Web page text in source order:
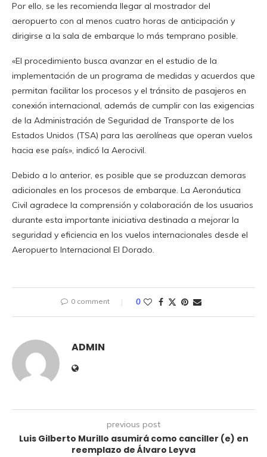
Por ello, se les recomienda llegar al mostrador del
aeropuerto con al menos cuatro horas de anticipación y
dirigirse a la sala de embarque lo más temprano posible.
«El procedimiento busca avanzar en el estudio de la
implementación de un programa de medidas y acuerdos que
permitan facilitar los procesos y el tránsito de pasajeros en
conexión internacional, además de cumplir con las exigencias
de la Administración de Seguridad de Transporte de los
Estados Unidos (TSA) para las aerolíneas que operan vuelos
hacia ese país», indicó la Aerocivil.
Debido a lo anterior, es posible que se produzcan demoras
adicionales en los procesos de embarque. La Aeronáutica
Civil agradece la comprensión y colaboración de los usuarios
durante esta importante iniciativa destinada a mejorar la
seguridad y eficiencia en los vuelos internacionales desde el
Aeropuerto Internacional El Dorado.
0 comment 0
ADMIN
previous post
Luis Gilberto Murillo asumirá como canciller (e) en
reemplazo de Álvaro Leyva